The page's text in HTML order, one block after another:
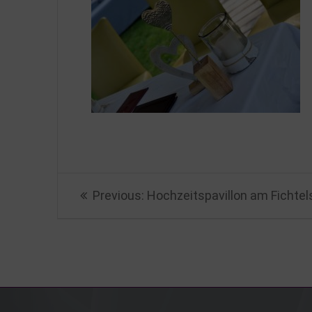
Beitragsnavigation
Previous: Previous
Hochzeitspavillon am